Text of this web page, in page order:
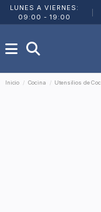
LUNES A VIERNES:
09:00 - 19:00
Inicio Cocina Utensilios de